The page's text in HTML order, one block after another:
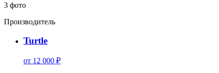
3 фото
Производитель
Turtle
от 12 000 ₽